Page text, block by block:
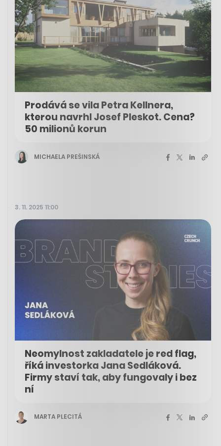
Prodává se vila Petra Kellnera,
kterou navrhl Josef Pleskot. Cena?
50 milionů korun
MICHAELA PREŠINSKÁ
3. 11. 2025 11:00
Neomylnost zakladatele je red flag,
říká investorka Jana Sedláková.
Firmy staví tak, aby fungovaly i bez
ní
MARTA PLECITÁ